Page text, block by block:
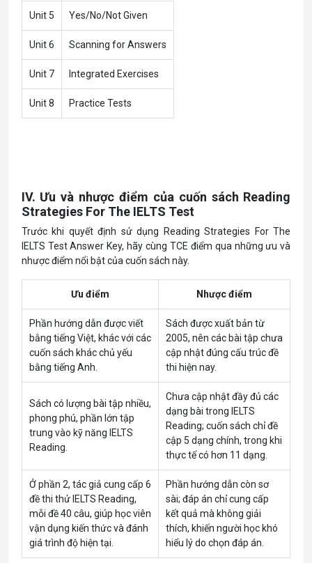
Unit 5 Yes/No/Not Given
Unit 6 Scanning for Answers
Unit 7 Integrated Exercises
Unit 8 Practice Tests
IV. Ưu và nhược điểm của cuốn sách Reading
Strategies For The IELTS Test
Trước khi quyết định sử dụng Reading Strategies For The
IELTS Test Answer Key, hãy cùng TCE điểm qua những ưu và
nhược điểm nổi bật của cuốn sách này.
Ưu điểm Nhược điểm
Phần hướng dẫn được viết
bằng tiếng Việt, khác với các
cuốn sách khác chủ yếu
bằng tiếng Anh.
Sách được xuất bản từ
2005, nên các bài tập chưa
cập nhật đúng cấu trúc đề
thi hiện nay.
Sách có lượng bài tập nhiều,
phong phú, phần lớn tập
trung vào kỹ năng IELTS
Reading.
Chưa cập nhật đầy đủ các
dạng bài trong IELTS
Reading; cuốn sách chỉ đề
cập 5 dạng chính, trong khi
thực tế có hơn 11 dạng.
Ở phần 2, tác giả cung cấp 6
đề thi thử IELTS Reading,
mỗi đề 40 câu, giúp học viên
vận dụng kiến thức và đánh
giá trình độ hiện tại.
Phần hướng dẫn còn sơ
sài; đáp án chỉ cung cấp
kết quả mà không giải
thích, khiến người học khó
hiểu lý do chọn đáp án.